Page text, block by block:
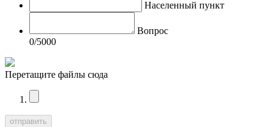
Населенный пункт
Вопрос
0/5000
Перетащите файлы сюда